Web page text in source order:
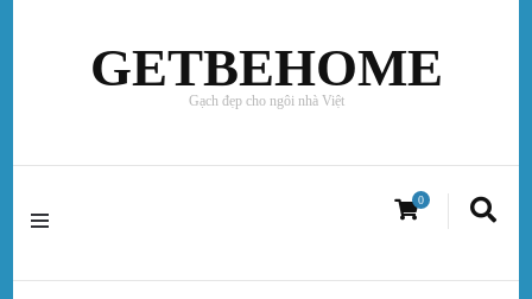
GETBEHOME
Gạch đẹp cho ngôi nhà Việt
0